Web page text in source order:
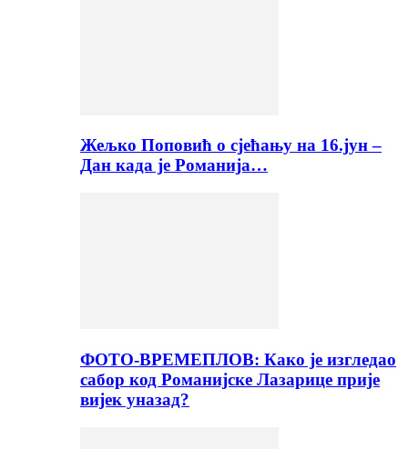
Жељко Поповић о сјећању на 16.јун –
Дан када је Романија…
ФОТО-ВРЕМЕПЛОВ: Како је изгледао
сабор код Романијске Лазарице прије
вијек уназад?